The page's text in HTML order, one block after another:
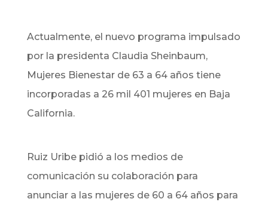
Actualmente, el nuevo programa impulsado
por la presidenta Claudia Sheinbaum,
Mujeres Bienestar de 63 a 64 años tiene
incorporadas a 26 mil 401 mujeres en Baja
California.
Ruiz Uribe pidió a los medios de
comunicación su colaboración para
anunciar a las mujeres de 60 a 64 años para